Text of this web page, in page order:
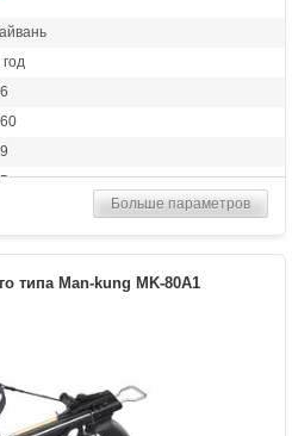
год
рукоять, фиберглассовые
Планка под прицел;ласточкин
Больше параметров
типа Man-kung MK-80A1